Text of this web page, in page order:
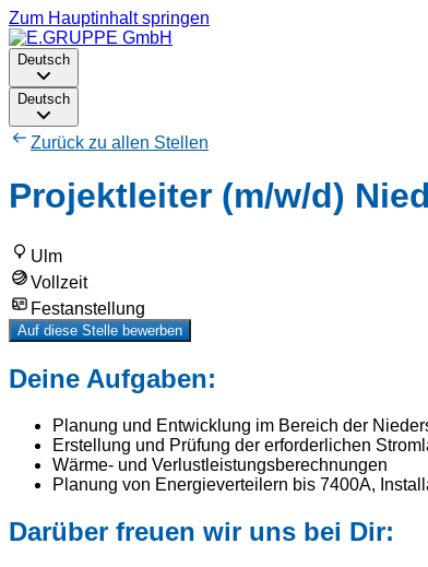
Zum Hauptinhalt springen
Deutsch
Deutsch
Zurück zu allen Stellen
Projektleiter (m/w/d)
Ulm
Vollzeit
Festanstellung
Auf diese Stelle bewerben
Deine Aufgaben:
Planung und Entwicklung im Bereich der
Erstellung und Prüfung der erforderlichen
Wärme- und Verlustleistungsberechnungen
Planung von Energieverteilern bis 7400A,
Darüber freuen wir uns bei Dir: